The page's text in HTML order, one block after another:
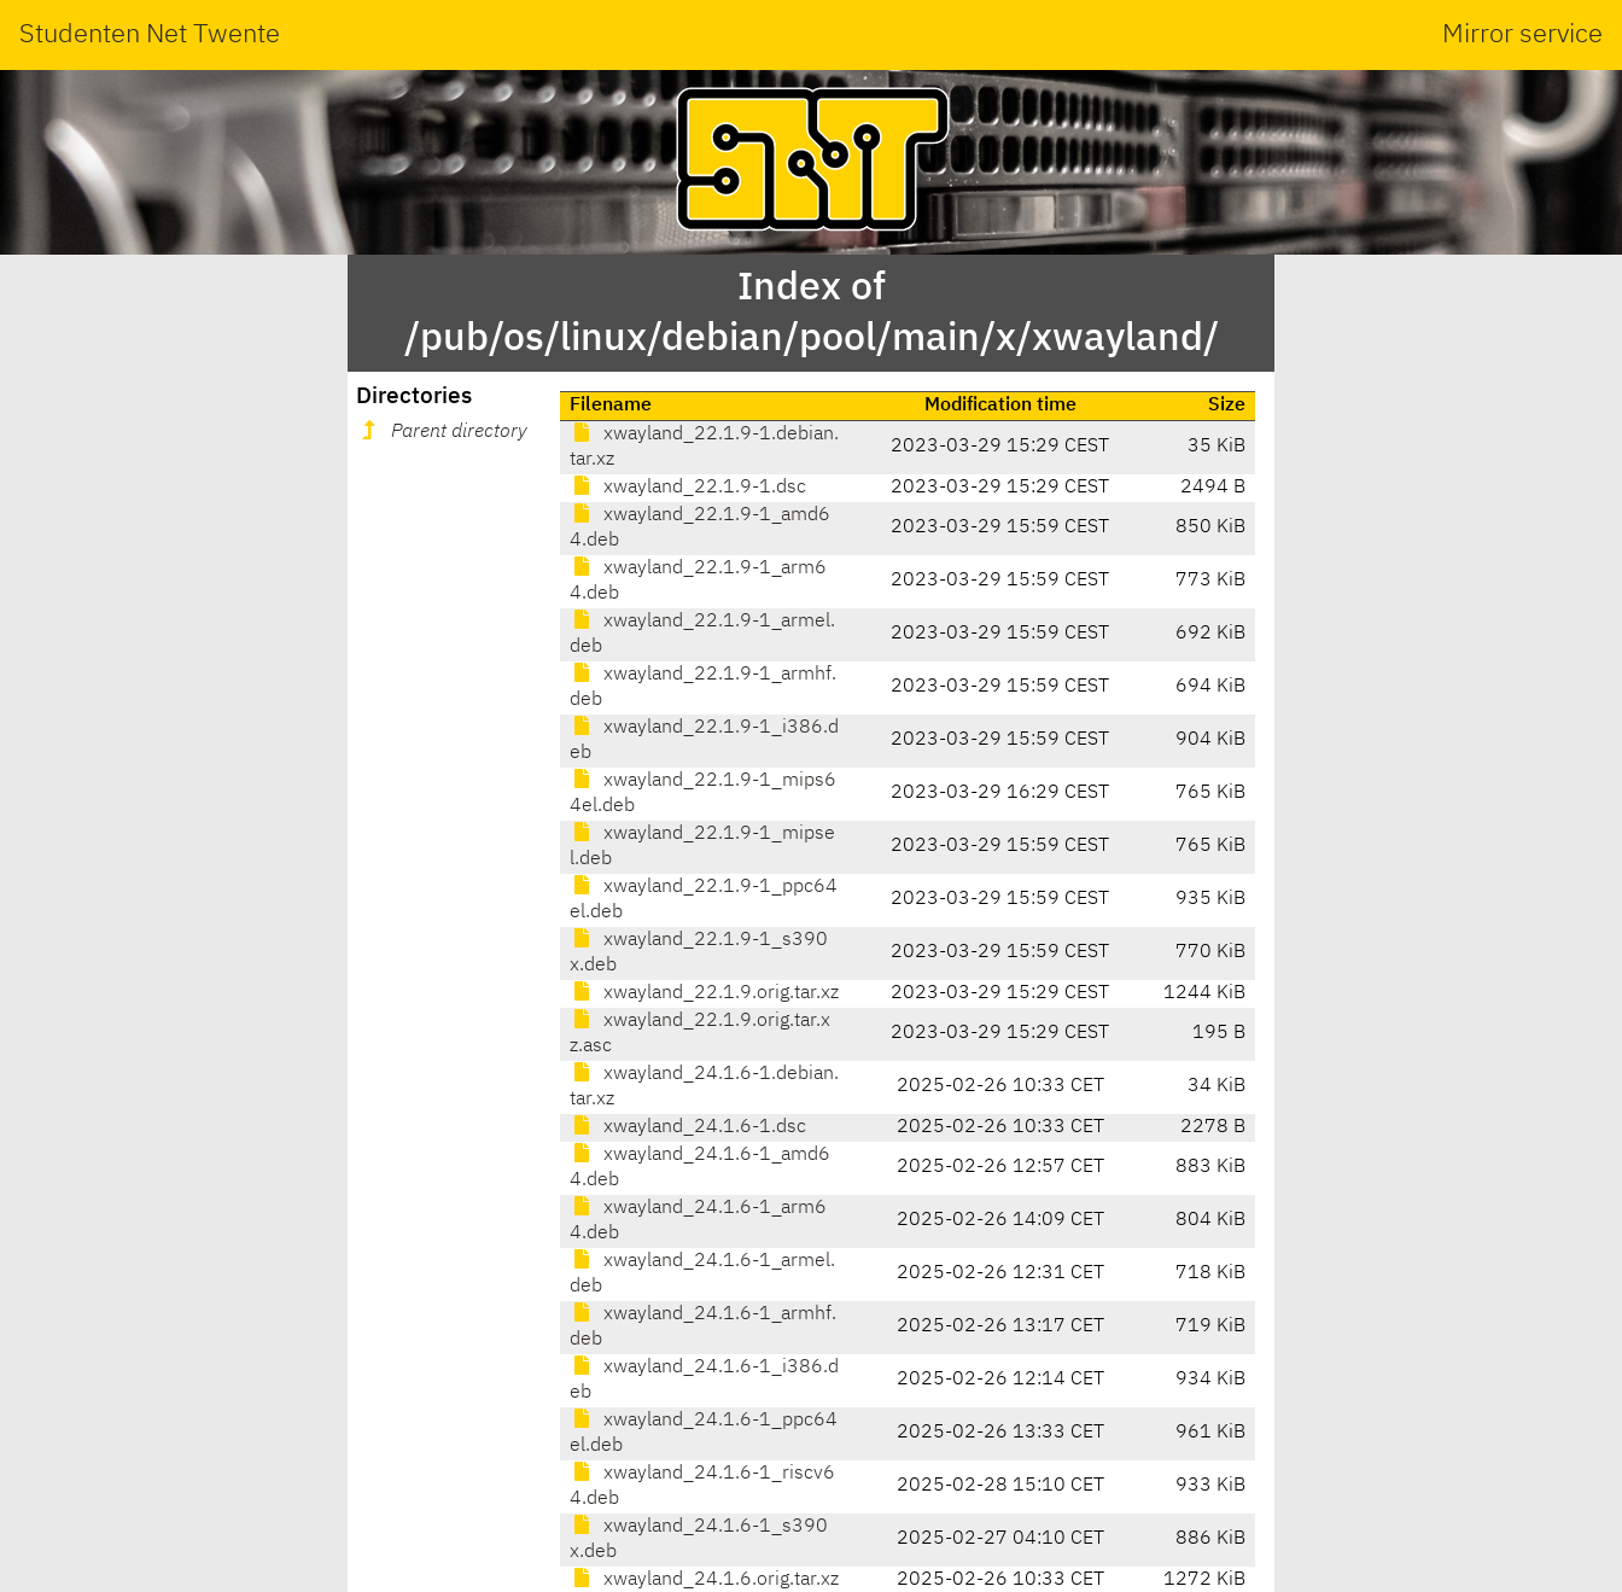
Studenten Net Twente Mirror service
Index of
/pub/os/linux/debian/pool/main/x/xwayland/
Directories
Parent directory
Filename Modification time
Size
xwayland_22.1.9-1.debian.
tar.xz
2023-03-29 15:29 CEST 35 KiB
xwayland_22.1.9-1.dsc 2023-03-29 15:29 CEST
2494 B
xwayland_22.1.9-1_amd6
4.deb
2023-03-29 15:59 CEST 850 KiB
xwayland_22.1.9-1_arm6
4.deb
2023-03-29 15:59 CEST 773 KiB
xwayland_22.1.9-1_armel.
deb
2023-03-29 15:59 CEST 692 KiB
xwayland_22.1.9-1_armhf.
deb
2023-03-29 15:59 CEST 694 KiB
xwayland_22.1.9-1_i386.d
eb
2023-03-29 15:59 CEST 904 KiB
xwayland_22.1.9-1_mips6
4el.deb
2023-03-29 16:29 CEST 765 KiB
xwayland_22.1.9-1_mipse
l.deb
2023-03-29 15:59 CEST 765 KiB
xwayland_22.1.9-1_ppc64
el.deb
2023-03-29 15:59 CEST 935 KiB
xwayland_22.1.9-1_s390
x.deb
2023-03-29 15:59 CEST 770 KiB
xwayland_22.1.9.orig.tar.xz 2023-03-29 15:29 CEST
1244 KiB
xwayland_22.1.9.orig.tar.x
z.asc
2023-03-29 15:29 CEST 195 B
xwayland_24.1.6-1.debian.
tar.xz
2025-02-26 10:33 CET 34 KiB
xwayland_24.1.6-1.dsc 2025-02-26 10:33 CET
2278 B
xwayland_24.1.6-1_amd6
4.deb
2025-02-26 12:57 CET 883 KiB
xwayland_24.1.6-1_arm6
4.deb
2025-02-26 14:09 CET 804 KiB
xwayland_24.1.6-1_armel.
deb
2025-02-26 12:31 CET 718 KiB
xwayland_24.1.6-1_armhf.
deb
2025-02-26 13:17 CET 719 KiB
xwayland_24.1.6-1_i386.d
eb
2025-02-26 12:14 CET 934 KiB
xwayland_24.1.6-1_ppc64
el.deb
2025-02-26 13:33 CET 961 KiB
xwayland_24.1.6-1_riscv6
4.deb
2025-02-28 15:10 CET 933 KiB
xwayland_24.1.6-1_s390
x.deb
2025-02-27 04:10 CET 886 KiB
xwayland_24.1.6.orig.tar.xz 2025-02-26 10:33 CET
1272 KiB